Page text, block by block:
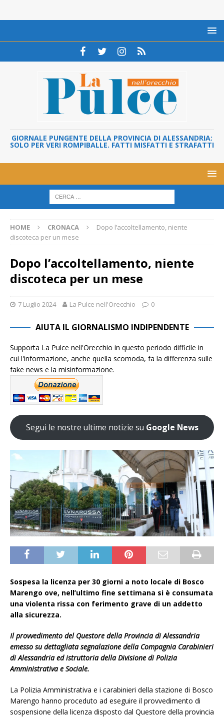
GIORNALE PUNGENTE DELLA PROVINCIA DI ALESSANDRIA:
SOLO PER VERI ROMPIBALLE. FATTI MISFATTI E STRAFATTI
HOME CRONACA
Dopo l’accoltellamento, niente
discoteca per un mese
Dopo l’accoltellamento, niente
discoteca per un mese
7 Luglio 2024 La Pulce nell'Orecchio 0
AIUTA IL GIORNALISMO INDIPENDENTE
Supporta La Pulce nell'Orecchio in questo periodo difficile in
cui l'informazione, anche quella scomoda, fa la differenza sulle
fake news e la misinformazione.
Segui le nostre ultime notizie su Google News
Sospesa la licenza per 30 giorni a noto locale di Bosco
Marengo ove, nell’ultimo fine settimana si è consumata
una violenta rissa con ferimento grave di un addetto
alla sicurezza.
Il provvedimento del Questore della Provincia di Alessandria
emesso su dettagliata segnalazione della Compagnia Carabinieri
di Alessandria ed istruttoria della Divisione di Polizia
Amministrativa e Sociale.
La Polizia Amministrativa e i carabinieri della stazione di Bosco
Marengo hanno proceduto ad eseguire il provvedimento di
sospensione della licenza disposto dal Questore della provincia